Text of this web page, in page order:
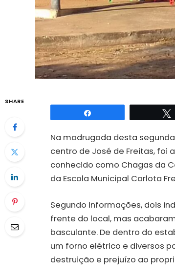
SHARE
Na madrugada desta
centro de José de Freitas, foi
conhecido como Chagas da
da Escola Municipal Carlota
Segundo informações, dois
frente do local, mas
basculante. De dentro do
um forno elétrico e diversos
destruição e prejuízo ao